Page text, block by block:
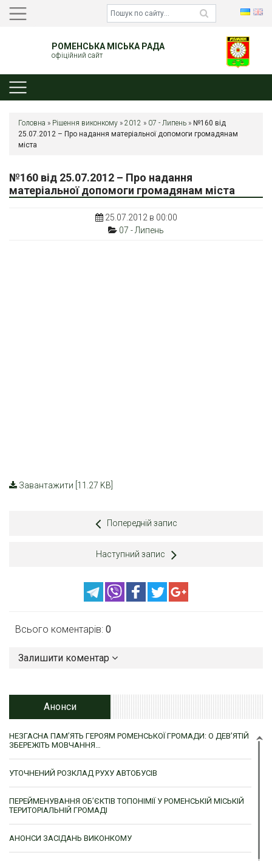
РОМЕНСЬКА МІСЬКА РАДА
офіційний сайт
Головна » Рішення виконкому » 2012 » 07 - Липень » №160 від
25.07.2012 – Про надання матеріальної допомоги громадянам
міста
№160 від 25.07.2012 – Про надання
матеріальної допомоги громадянам міста
25.07.2012 в 00:00
07 - Липень
Завантажити [11.27 KB]
Попередній запис
Наступний запис
Всього коментарів: 0
Залишити коментар
Анонси
НЕЗГАСНА ПАМ’ЯТЬ ГЕРОЯМ РОМЕНСЬКОЇ ГРОМАДИ: О ДЕВ’ЯТІЙ
ЗБЕРЕЖІТЬ МОВЧАННЯ…
УТОЧНЕНИЙ РОЗКЛАД РУХУ АВТОБУСІВ
ПЕРЕЙМЕНУВАННЯ ОБ’ЄКТІВ ТОПОНІМІЇ У РОМЕНСЬКІЙ МІСЬКІЙ
ТЕРИТОРІАЛЬНІЙ ГРОМАДІ
АНОНСИ ЗАСІДАНЬ ВИКОНКОМУ